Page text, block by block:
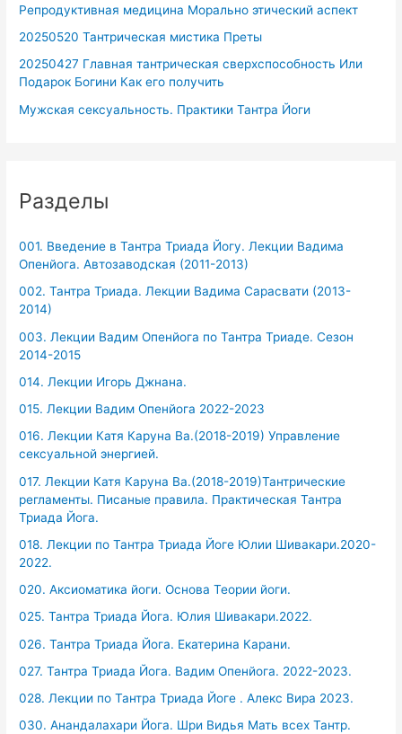
Репродуктивная медицина Морально этический аспект
20250520 Тантрическая мистика Преты
20250427 Главная тантрическая сверхспособность Или
Подарок Богини Как его получить
Мужская сексуальность. Практики Тантра Йоги
Разделы
001. Введение в Тантра Триада Йогу. Лекции Вадима
Опенйога. Автозаводская (2011-2013)
002. Тантра Триада. Лекции Вадима Сарасвати (2013-
2014)
003. Лекции Вадим Опенйога по Тантра Триаде. Сезон
2014-2015
014. Лекции Игорь Джнана.
015. Лекции Вадим Опенйога 2022-2023
016. Лекции Катя Каруна Ва.(2018-2019) Управление
сексуальной энергией.
017. Лекции Катя Каруна Ва.(2018-2019)Тантрические
регламенты. Писаные правила. Практическая Тантра
Триада Йога.
018. Лекции по Тантра Триада Йоге Юлии Шивакари.2020-
2022.
020. Аксиоматика йоги. Основа Теории йоги.
025. Тантра Триада Йога. Юлия Шивакари.2022.
026. Тантра Триада Йога. Екатерина Карани.
027. Тантра Триада Йога. Вадим Опенйога. 2022-2023.
028. Лекции по Тантра Триада Йоге . Алекс Вира 2023.
030. Анандалахари Йога. Шри Видья Мать всех Тантр.